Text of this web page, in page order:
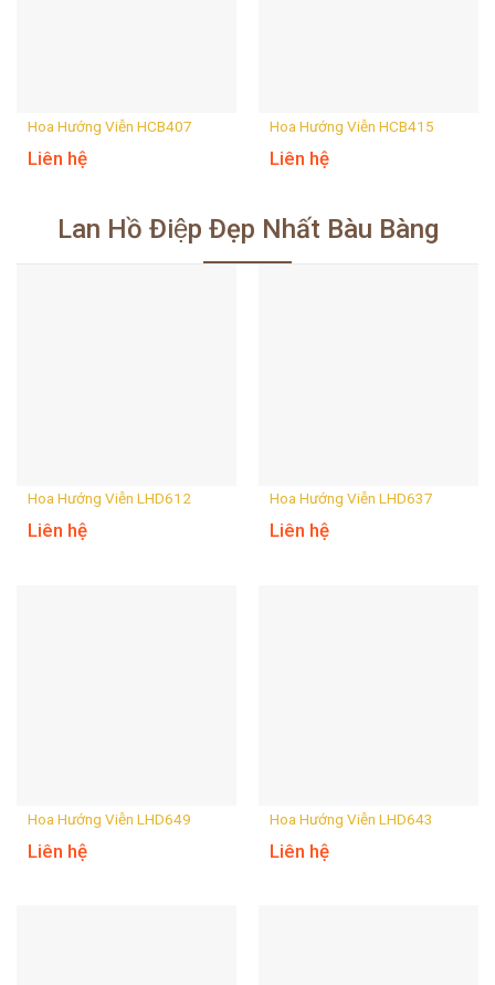
Hoa Hướng Viễn HCB407
Liên hệ
Hoa Hướng Viễn HCB415
Liên hệ
Lan Hồ Điệp Đẹp Nhất Bàu Bàng
Hoa Hướng Viễn LHD612
Liên hệ
Hoa Hướng Viễn LHD637
Liên hệ
Hoa Hướng Viễn LHD649
Liên hệ
Hoa Hướng Viễn LHD643
Liên hệ